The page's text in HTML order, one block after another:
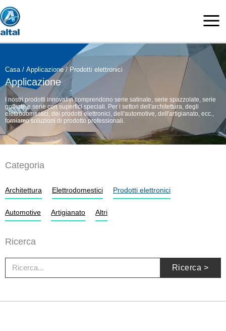
Vai
al
contenuto
Casa/ Applicazione/ Prodotti elettronici
Applicazione
I nostri prodotti innovativi comprendono serie satinate, serie spazzolate, serie
goffrate e serie con superfici speciali. Per i settori dell'architettura, degli
elettrodomestici, dei prodotti elettronici, dell'automotive, dell'artigianato, ecc.,
forniamo soluzioni di prodotto professionali.
Categoria
Architettura Elettrodomestici Prodotti elettronici
Automotive Artigianato Altri
Ricerca
Ricerca Ricerca >